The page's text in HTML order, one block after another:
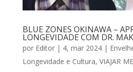
BLUE ZONES OKINAWA –
LONGEVIDADE COM DR.
por Editor| 4, mar 2024|
Longevidade e Cultura, VIAJAR